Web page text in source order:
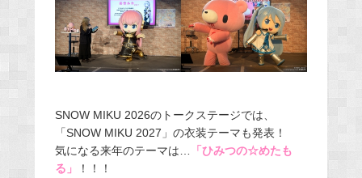
SNOW MIKU 2026のトークステージでは、
「SNOW MIKU 2027」の衣装テーマも発表！
気になる来年のテーマは…
「ひみつの☆めたも
る」
！！！